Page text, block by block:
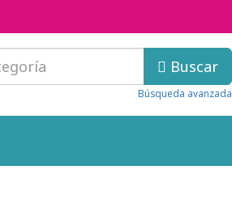
Buscar
Búsqueda avanzada